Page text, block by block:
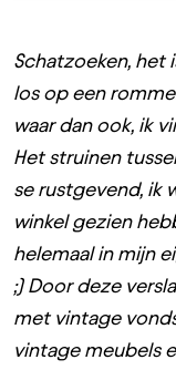
Schatzoeken, het
los op een
waar dan ook, ik
Het struinen
se rustgevend, ik
winkel gezien
helemaal in mijn
;) Door deze
met vintage
vintage meubels